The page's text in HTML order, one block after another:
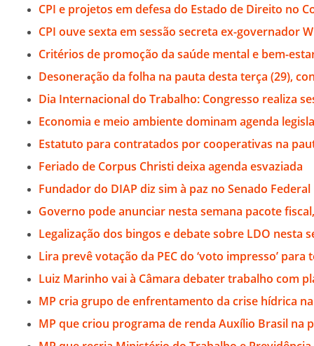
CPI e projetos em defesa do Estado de Direito no
CPI ouve sexta em sessão secreta ex-governador
Critérios de promoção da saúde mental e bem-
Desoneração da folha na pauta desta terça (29),
Dia Internacional do Trabalho: Congresso realiza
Economia e meio ambiente dominam agenda
Estatuto para contratados por cooperativas na
Feriado de Corpus Christi deixa agenda esvaziada
Fundador do DIAP diz sim à paz no Senado Federal
Governo pode anunciar nesta semana pacote fiscal,
Legalização dos bingos e debate sobre LDO nesta
Lira prevê votação da PEC do ‘voto impresso’ para
Luiz Marinho vai à Câmara debater trabalho com
MP cria grupo de enfrentamento da crise hídrica
MP que criou programa de renda Auxílio Brasil na